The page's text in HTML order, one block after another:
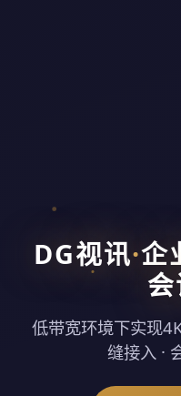
DG视讯·企
低带宽环境下实现
缝接入 ·